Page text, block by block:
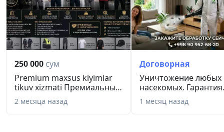
Чиланзарский – тел. (97) 460-65-33
Выбирая бюро письменных и нотариальных
высококвалифицированными специалистами,
сложности и тематики. Обращайтесь к нам для
Ташкенте.
250 000 сум
Premium maxsus kiyimlar
tikuv xizmati Премиальный
...
2 месяца назад
Договорная
Уничтoжение любыx
насекoмыx.
запаха.
1 месяц назад